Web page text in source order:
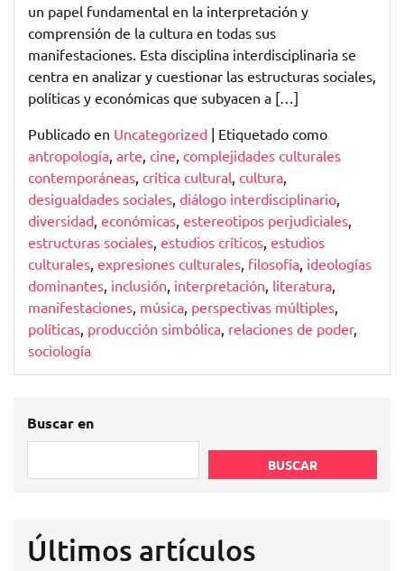
un papel fundamental en la interpretación y
comprensión de la cultura en todas sus
manifestaciones. Esta disciplina interdisciplinaria se
centra en analizar y cuestionar las estructuras sociales,
políticas y económicas que subyacen a […]
Publicado en Uncategorized | Etiquetado como
antropología, arte, cine, complejidades culturales
contemporáneas, crítica cultural, cultura,
desigualdades sociales, diálogo interdisciplinario,
diversidad, económicas, estereotipos perjudiciales,
estructuras sociales, estudios críticos, estudios
culturales, expresiones culturales, filosofía, ideologías
dominantes, inclusión, interpretación, literatura,
manifestaciones, música, perspectivas múltiples,
políticas, producción simbólica, relaciones de poder,
sociología
Buscar en
BUSCAR
Últimos artículos